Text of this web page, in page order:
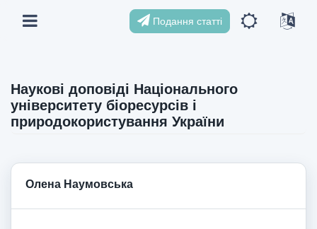
Подання статті
Наукові доповіді Національного
університету біоресурсів і
природокористування України
Олена Наумовська